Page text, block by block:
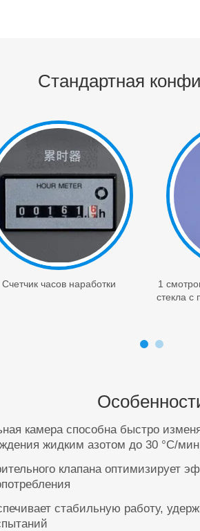
Стандартная
Счетчик часов наработки
1
стекла с
камера способна быстро
жидким азотом до 30 °C/мин
клапана оптимизирует
стабильную работу,